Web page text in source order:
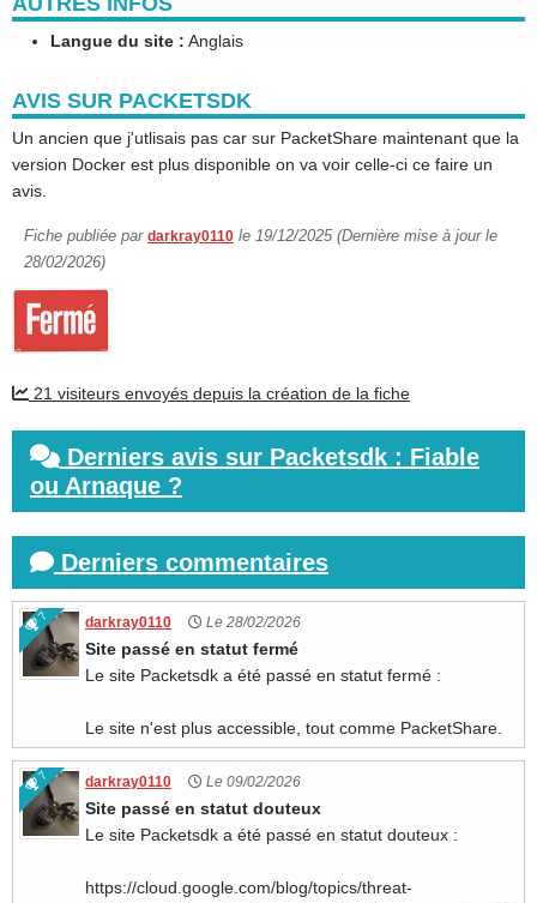
Langue du site : Anglais
AVIS SUR PACKETSDK
Un ancien que j'utlisais pas car sur PacketShare maintenant que la
version Docker est plus disponible on va voir celle-ci ce faire un
avis.
Fiche publiée par darkray0110 le 19/12/2025 (Dernière mise à jour le
28/02/2026)
21 visiteurs envoyés depuis la création de la fiche
Derniers avis sur Packetsdk : Fiable
ou Arnaque ?
Derniers commentaires
7 darkray0110 Le 28/02/2026
Site passé en statut fermé
Le site Packetsdk a été passé en statut fermé :
Le site n'est plus accessible, tout comme PacketShare.
7 darkray0110 Le 09/02/2026
Site passé en statut douteux
Le site Packetsdk a été passé en statut douteux :
https://cloud.google.com/blog/topics/threat-